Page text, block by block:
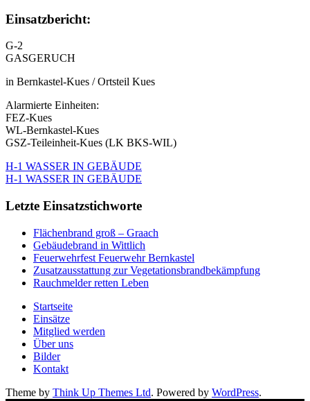
Einsatzbericht:
G-2
GASGERUCH
in Bernkastel-Kues / Ortsteil Kues
Alarmierte Einheiten:
FEZ-Kues
WL-Bernkastel-Kues
GSZ-Teileinheit-Kues (LK BKS-WIL)
H-1 WASSER IN GEBÄUDE
H-1 WASSER IN GEBÄUDE
Letzte Einsatzstichworte
Flächenbrand groß – Graach
Gebäudebrand in Wittlich
Feuerwehrfest Feuerwehr Bernkastel
Zusatzausstattung zur Vegetationsbrandbekämpfung
Rauchmelder retten Leben
Startseite
Einsätze
Mitglied werden
Über uns
Bilder
Kontakt
Theme by Think Up Themes Ltd. Powered by WordPress.